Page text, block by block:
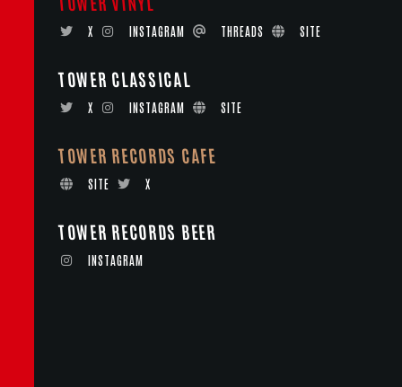
X INSTAGRAM THREADS SITE
TOWER CLASSICAL
X INSTAGRAM SITE
TOWER RECORDS CAFE
SITE X
TOWER RECORDS BEER
INSTAGRAM